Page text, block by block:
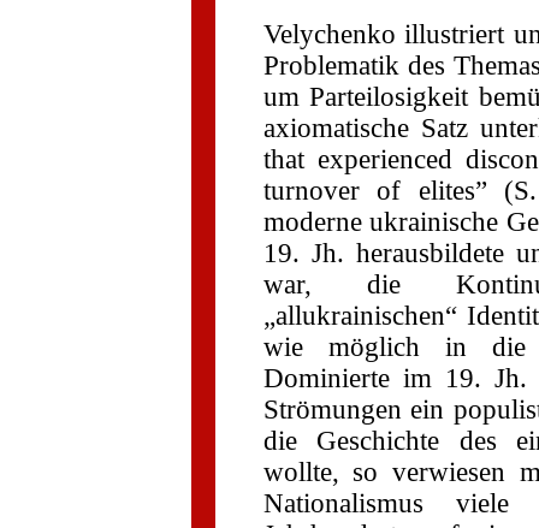
Velychenko illustriert
Problematik des
um Parteilosigkeit
axiomatische Satz
that experienced
turnover of elites”
moderne ukrainische
19. Jh. herausbildete
war, die
„allukrainischen“
wie möglich in die
Dominierte im 19. Jh.
Strömungen ein
die Geschichte des
wollte, so verwiesen
Nationalismus